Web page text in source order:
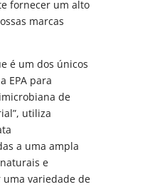
fornecer um alto
marcas
é um dos únicos
EPA para
de
utiliza
a uma ampla
e
variedade de